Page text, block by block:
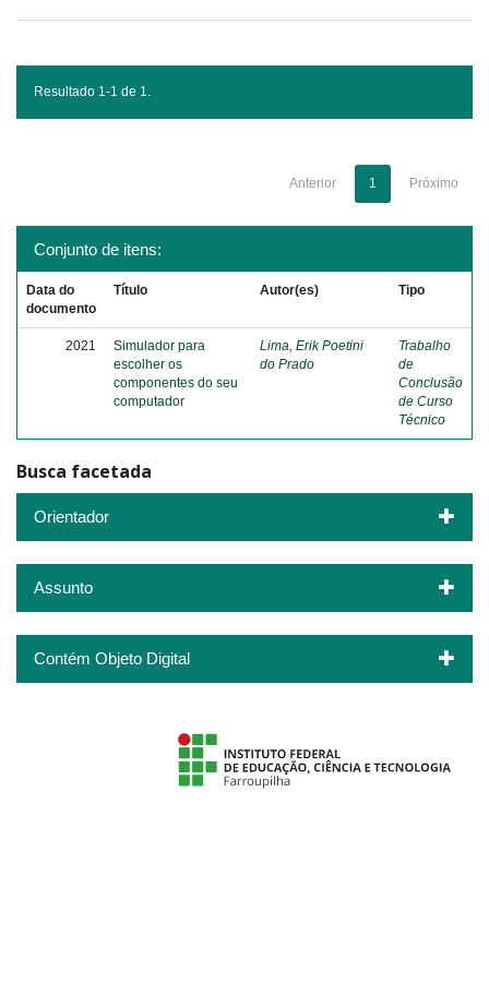
Resultado 1-1 de 1.
Anterior 1 Próximo
Conjunto de itens:
Data do
documento
Título Autor(es) Tipo
2021
Simulador para
escolher os
componentes do seu
computador
Lima, Erik Poetini
do Prado
Trabalho
de
Conclusão
de Curso
Técnico
Busca facetada
Orientador
Assunto
Contém Objeto Digital